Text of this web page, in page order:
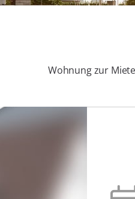
Wohnung zur